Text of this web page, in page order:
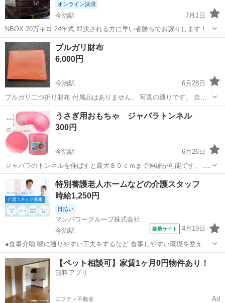
オンライン決済
今治駅
7月1日
NBOX 20万キロ 24年式 即決される方に早い者勝ちでお譲りします！
愛媛 今治市 今治駅 その他
ブルガリ財布
6,000円
今治駅
6月28日
ブルガリ二つ折り財布 付属品はありません。 写真の通りです。 自宅
保管品です。 現物確認後購入可能です。 18時前後ローソン松木店駐車
場でお願いします。 NCNRです。
愛媛 今治市 今治駅 その他
うさぎ用おもちゃ ジャバラトンネル
300円
今治駅
6月26日
ジャバラのトンネルを伸ばすと最大８０ｃｍまで伸縮が可能です。 う
さぎ・モルモットなどの小動物がくぐって楽しく遊べます。 フェレッ
ト デグー リチャードソンジリス シマリス などにも
愛媛 今治市 今治駅 その他 ジャバラ
特別養護老人ホームなどの介護スタッフ
時給1,250円
日払い
マンパワーグループ株式会社
今治駅
提携サイト 4月19日
●食事介助 喉に通りやすい工夫をするなど 食事しやすい環境を整える
料理を口まで運ぶ・お箸を持つサポートなど 食事のお手伝い ●排泄介
助 トイレへの誘導 体勢・着替えなどのお手伝い ※利用者様によっ
て、おむつ介助もあります...
愛媛 今治市 今治駅 介護
【ペット相談可】家賃1ヶ月0円物件あり！
無料アプリ
ニフティ不動産 Ad